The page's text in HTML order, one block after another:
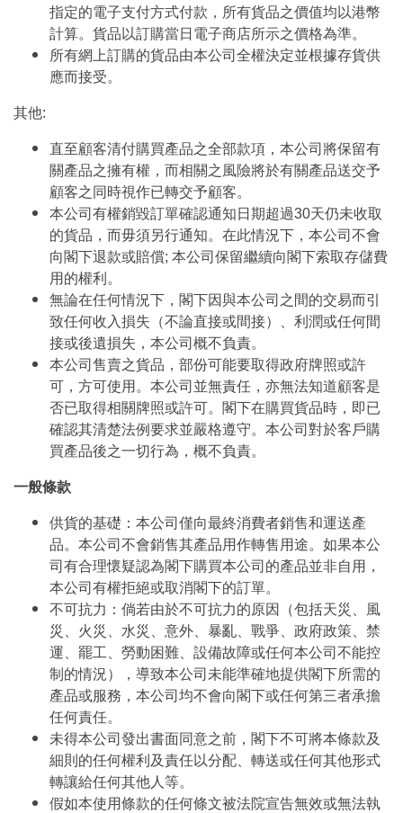
指定的電子支付方式付款，所有貨品之價值均以港幣
計算。貨品以訂購當日電子商店所示之價格為準。
所有網上訂購的貨品由本公司全權決定並根據存貨供
應而接受。
其他:
直至顧客清付購買產品之全部款項，本公司將保留有
關產品之擁有權，而相關之風險將於有關產品送交予
顧客之同時視作已轉交予顧客。
本公司有權銷毀訂單確認通知日期超過30天仍未收取
的貨品，而毋須另行通知。在此情況下，本公司不會
向閣下退款或賠償; 本公司保留繼續向閣下索取存儲費
用的權利。
無論在任何情況下，閣下因與本公司之間的交易而引
致任何收入損失（不論直接或間接）、利潤或任何間
接或後遺損失，本公司概不負責。
本公司售賣之貨品，部份可能要取得政府牌照或許
可，方可使用。本公司並無責任，亦無法知道顧客是
否已取得相關牌照或許可。閣下在購買貨品時，即已
確認其清楚法例要求並嚴格遵守。本公司對於客戶購
買產品後之一切行為，概不負責。
一般條款
供貨的基礎：本公司僅向最終消費者銷售和運送產
品。本公司不會銷售其產品用作轉售用途。如果本公
司有合理懷疑認為閣下購買本公司的產品並非自用，
本公司有權拒絕或取消閣下的訂單。
不可抗力：倘若由於不可抗力的原因（包括天災、風
災、火災、水災、意外、暴亂、戰爭、政府政策、禁
運、罷工、勞動困難、設備故障或任何本公司不能控
制的情況），導致本公司未能準確地提供閣下所需的
產品或服務，本公司均不會向閣下或任何第三者承擔
任何責任。
未得本公司發出書面同意之前，閣下不可將本條款及
細則的任何權利及責任以分配、轉送或任何其他形式
轉讓給任何其他人等。
假如本使用條款的任何條文被法院宣告無效或無法執